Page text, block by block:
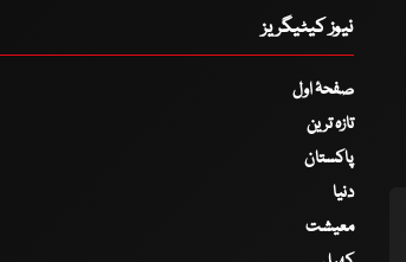
نیوز کیٹیگریز
صفحۂ اول
تازہ ترین
پاکستان
دنیا
معیشت